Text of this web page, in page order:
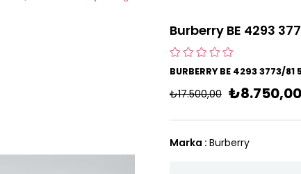
Burberry BE 4293
BURBERRY BE 4293 3773/81
₺17.500,00 ₺8.750,00
Marka : Burberry